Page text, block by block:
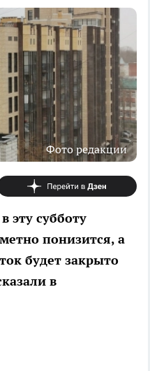
Фото редакции
эту субботу
понизится, а
будет закрыто
в